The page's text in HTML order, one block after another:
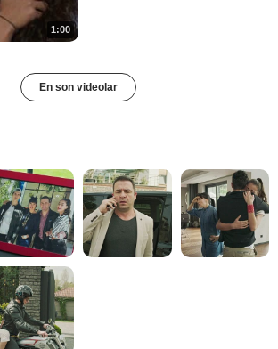
1:00
En son videolar